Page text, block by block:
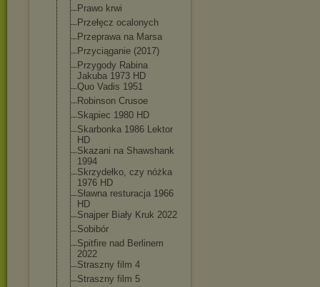
Prawo krwi
Przełęcz ocalonych
Przeprawa na Marsa
Przyciąganie (2017)
Przygody Rabina
Jakuba 1973 HD
Quo Vadis 1951
Robinson Crusoe
Skąpiec 1980 HD
Skarbonka 1986 Lektor
HD
Skazani na Shawshank
1994
Skrzydełko, czy nóżka
1976 HD
Sławna resturacja 1966
HD
Snajper Biały Kruk 2022
Sobibór
Spitfire nad Berlinem
2022
Straszny film 4
Straszny film 5